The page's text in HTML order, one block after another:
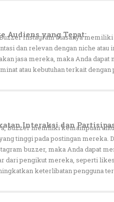
Audiens yang Tepat:
Instagram biasanya
dan relevan dengan niche atau
jasa mereka, maka Anda dapat
atau kebutuhan terkait dengan
Interaksi dan
Buzzer memiliki kemampuan
tinggi pada postingan mereka.
buzzer, maka Anda dapat
dari pengikut mereka, seperti
keterlibatan pengguna